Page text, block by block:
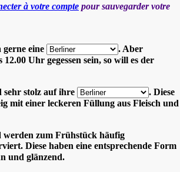
à votre compte pour sauvegarder votre
eine
. Aber
Uhr gegessen sein, so will es der
sehr stolz auf ihre
. Diese
mit einer leckeren Füllung aus Fleisch und
werden zum Frühstück häufig
Diese haben eine entsprechende Form
und glänzend.